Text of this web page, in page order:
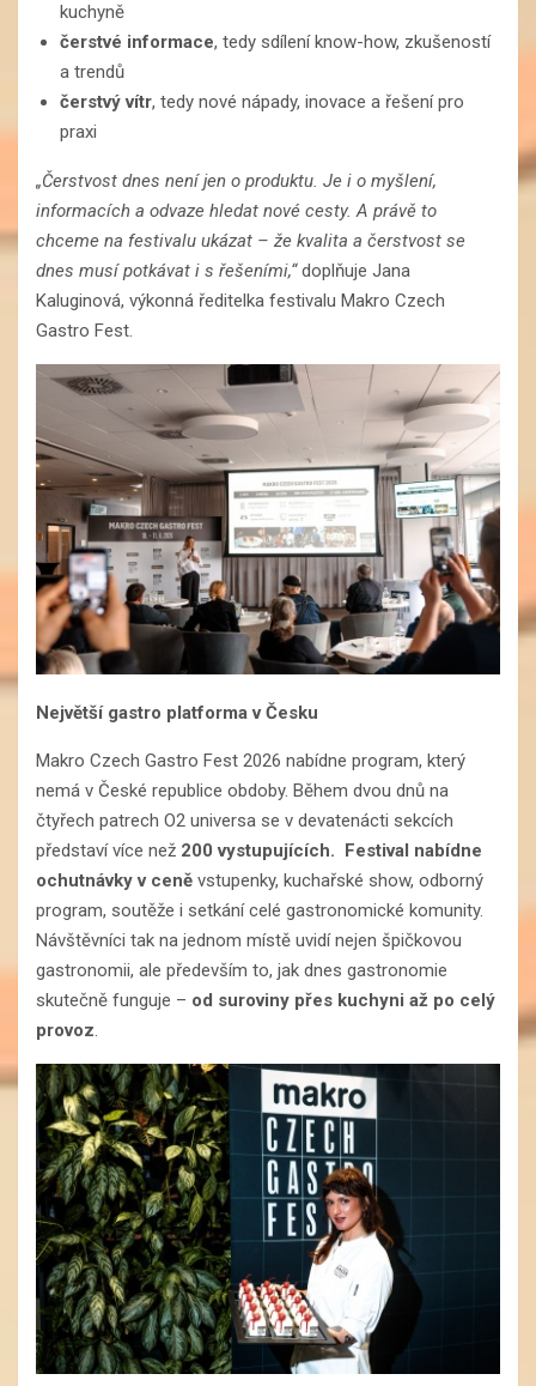
kuchyně
čerstvé informace, tedy sdílení know-how, zkušeností
a trendů
čerstvý vítr, tedy nové nápady, inovace a řešení pro
praxi
„Čerstvost dnes není jen o produktu. Je i o myšlení,
informacích a odvaze hledat nové cesty. A právě to
chceme na festivalu ukázat – že kvalita a čerstvost se
dnes musí potkávat i s řešeními,“doplňuje Jana
Kaluginová, výkonná ředitelka festivalu Makro Czech
Gastro Fest.
Největší gastro platforma v Česku
Makro Czech Gastro Fest 2026 nabídne program, který
nemá v České republice obdoby. Během dvou dnů na
čtyřech patrech O2 universa se v devatenácti sekcích
představí více než 200 vystupujících. Festival nabídne
ochutnávky v ceně vstupenky, kuchařské show, odborný
program, soutěže i setkání celé gastronomické komunity.
Návštěvníci tak na jednom místě uvidí nejen špičkovou
gastronomii, ale především to, jak dnes gastronomie
skutečně funguje – od suroviny přes kuchyni až po celý
provoz.